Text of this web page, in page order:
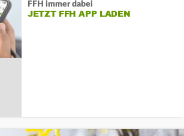
FFH immer dabei
JETZT FFH APP LADEN